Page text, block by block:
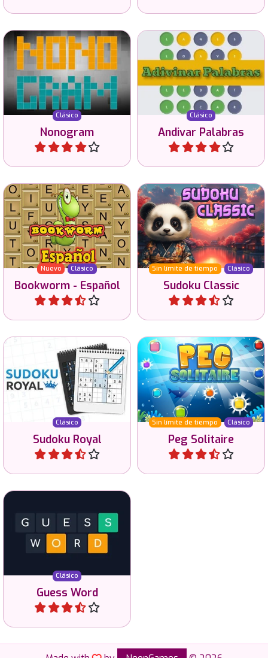
Clásico
Nonogram
resolver estos
nonogramas en 3 tamaños
diferentes.
Jugar
Clásico
Andivar Palabras
Adivina la palabra en
español de 5 letras en 6
intentos.
Jugar
Nuevo Clásico
Bookworm - Español
Juego clásico de palabras
en español.
Jugar
Sin límite de tiempo Clásico
Sudoku Classic
10 niveles de Sudoku
clásico, cada nivel más
difícil.
Jugar
Clásico
Sudoku Royal
Intenta dominar el Sudoku
en 4 dificultades.
Jugar
Sin límite de tiempo Clásico
Peg Solitaire
Clásico juego de solitario
con clavijas.
Jugar
Clásico
de 4, 5 o 6 letras.
Jugar
Made with by NeonGames